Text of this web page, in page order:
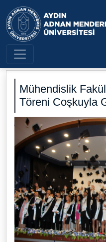
Aydın Adnan
Mühendislik
Töreni Coşkuyla